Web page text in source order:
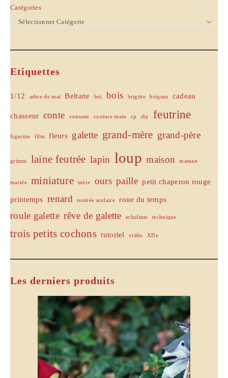
Catégories
Sélectionner Catégorie
Etiquettes
1/12 arbre de mai Beltane boi bois brigitte briques cadeau
chasseur conte costume couture main cp diy feutrine
figurine film fleurs galette grand-mère grand-père
grimm laine feutrée lapin loup maison maman
mariée miniature mère ours paille petit chaperon rouge
printemps renard rentrée scolaire roue du temps
roule galette rêve de galette schultute technique
trois petits cochons tutoriel vidéo XIIe
Les derniers produits